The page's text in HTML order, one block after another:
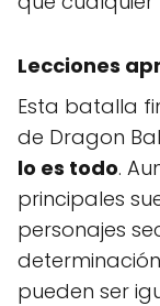
Lecciones
Esta batalla
de Dragon
lo es todo.
principales
personajes
pueden ser